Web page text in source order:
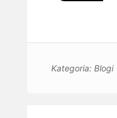
Kategoria: Blogi